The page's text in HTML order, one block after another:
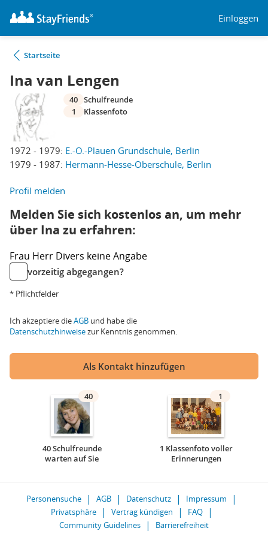
Einloggen
Startseite
Ina van Lengen
1972 - 1979: E.-O.-Plauen Grundschule, Berlin
1979 - 1987: Hermann-Hesse-Oberschule, Berlin
40 Schulfreunde
1
Klassenfoto
Profil melden
Melden Sie sich kostenlos an, um mehr
über Ina zu erfahren:
Frau Herr Divers keine Angabe
vorzeitig abgegangen?
* Pflichtfelder
Ich akzeptiere dieAGB und habe die
Datenschutzhinweisezur Kenntnis genommen.
Als Kontakt hinzufügen
40
40 Schulfreunde
warten auf Sie
1
1 Klassenfoto voller
Erinnerungen
Personensuche AGB Datenschutz
Impressum
Privatsphäre
Vertrag kündigen
FAQ
Community Guidelines
Barrierefreiheit